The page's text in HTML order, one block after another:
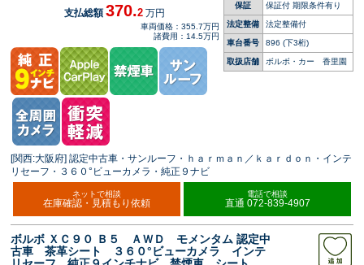
保証 保証付 期限条件有り
法定整備 法定整備付
車台番号 896 (下3桁)
取扱店舗 ボルボ・カー 香里園
支払総額370.2 万円
車両価格：355.7万円
諸費用：14.5万円
[関西:大阪府] 認定中古車・サンルーフ・ｈａｒｍａｎ／ｋａｒｄｏｎ・インテ
リセーフ・３６０°ビューカメラ・純正９ナビ
ネットで相談
在庫確認・見積もり依頼
電話で相談
直通 072-839-4907
ボルボ ＸＣ９０ Ｂ５ ＡＷＤ モメンタム 認定中
古車 茶革シート ３６０°ビューカメラ インテ